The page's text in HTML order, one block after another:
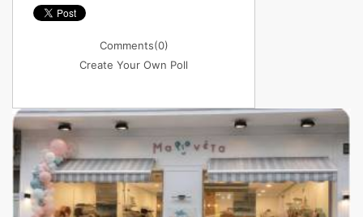
Comments(0)
Create Your Own Poll